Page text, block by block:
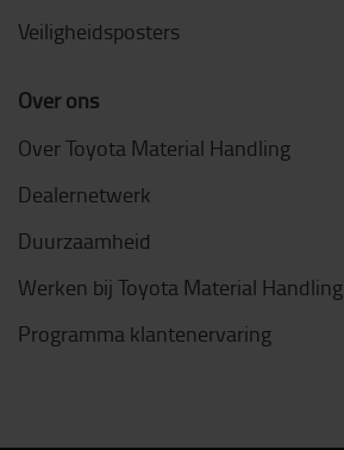
Veiligheidsposters
Over ons
Over Toyota Material Handling
Dealernetwerk
Duurzaamheid
Werken bij Toyota Material Handling
Programma klantenervaring